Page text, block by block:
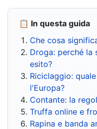
📋 In questa guida
Che cosa
Droga: perché la
esito?
Riciclaggio:
l'Europa?
Contante: la
Truffa online e
Rapina e banda